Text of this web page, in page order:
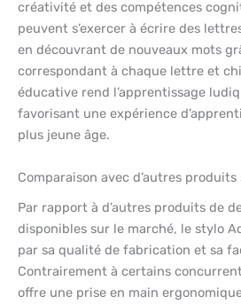
créativité et des compétences
peuvent s’exercer à écrire des
en découvrant de nouveaux mots
correspondant à chaque lettre et
éducative rend l’apprentissage
favorisant une expérience
plus jeune âge.
Comparaison avec d’autres
Par rapport à d’autres produits de
disponibles sur le marché, le stylo
par sa qualité de fabrication et sa
Contrairement à certains
offre une prise en main